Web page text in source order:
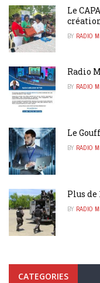
Le
BY RADIO
Radio
BY RADIO
Le
BY RADIO
Plus
BY RADIO
CATEGORIES